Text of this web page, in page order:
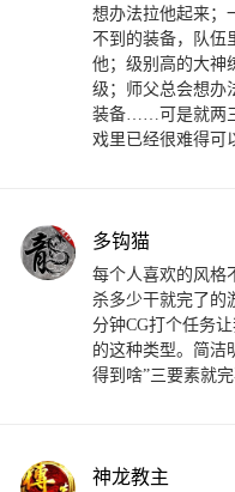
想办法拉他起来；
不到的装备，队伍
他；级别高的大神
级；师父总会想办
装备……可是就两
戏里已经很难得可
多钩猫
每个人喜欢的风格
杀多少干就完了的
分钟CG打个任务
的这种类型。简洁
得到啥”三要素就完
神龙教主